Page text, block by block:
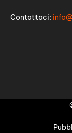
Contattaci: